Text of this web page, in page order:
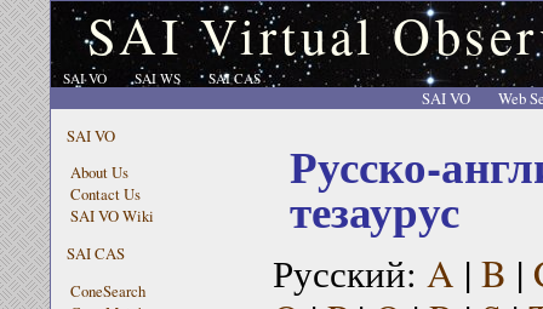
SAI Virtual
SAI VO SAI WS SAI CAS
SAI VO
Web
SAI VO
About Us
Contact Us
SAI VO Wiki
SAI CAS
ConeSearch
Русско-
тезаурус
Русский: A | B |